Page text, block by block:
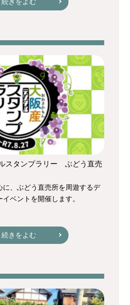
続きをよむ
スタンプラリー ぶどう直売
に、ぶどう直売所を周遊するデ
ベントを開催します。
続きをよむ